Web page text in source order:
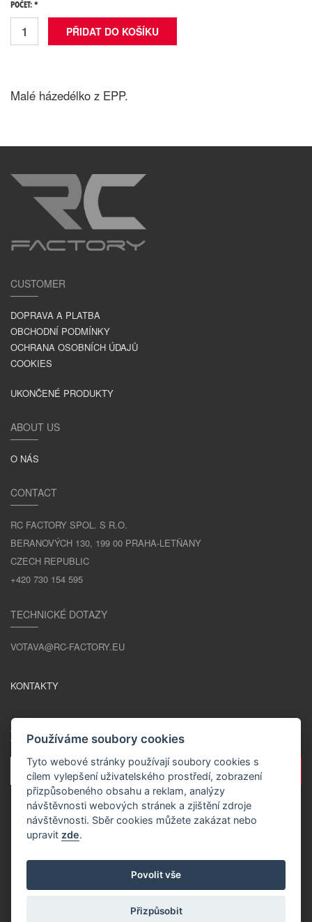
POČET: *
Malé házedélko z EPP.
CUSTOMER
DOPRAVA A PLATBA
OBCHODNÍ PODMÍNKY
OCHRANA OSOBNÍCH ÚDAJŮ
COOKIES
UKONČENÉ PRODUKTY
ABOUT US
O NÁS
CONTACT
RC FACTORY SPOL. S R.O.
BERANOVÝCH 130, 199 00 PRAHA-LETŇANY
CZECH REPUBLIC
+420 730 154 595
TECHNICKÉ DOTAZY
VOTAVA@RC-FACTORY.EU
KONTAKTY
ZŮSTAŇME V KONTAKTU
Používáme soubory cookies
Tyto webové stránky používají soubory cookies s
cílem vylepšení uživatelského prostředí, zobrazení
přizpůsobeného obsahu a reklam, analýzy
návštěvnosti webových stránek a zjištění zdroje
návštěvnosti. Sběr cookies můžete zakázat nebo
upravit zde.
Povolit vše
Přizpůsobit